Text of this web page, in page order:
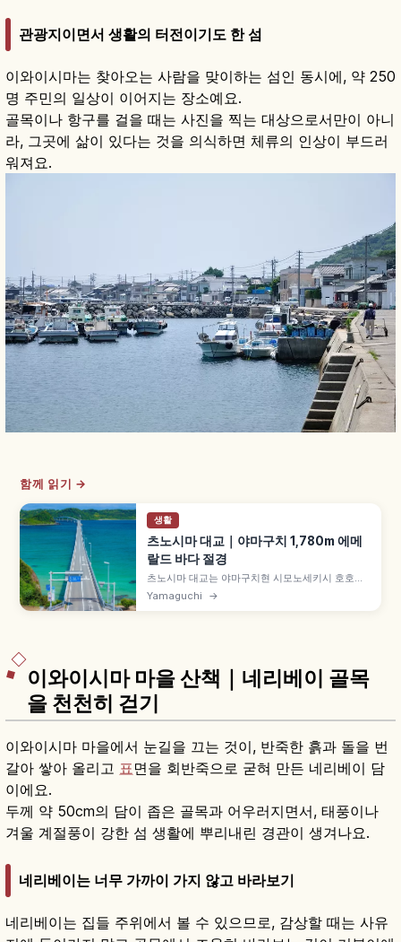
관광지이면서 생활의 터전이기도 한 섬
이와이시마는 찾아오는 사람을 맞이하는 섬인 동시에, 약 250
명 주민의 일상이 이어지는 장소예요.
골목이나 항구를 걸을 때는 사진을 찍는 대상으로서만이 아니
라, 그곳에 삶이 있다는 것을 의식하면 체류의 인상이 부드러
워져요.
함께 읽기 →
생활
츠노시마 대교｜야마구치 1,780m 에메
랄드 바다 절경
츠노시마 대교는 야마구치현 시모노세키시 호호쿠
초와 츠노시마를 잇는 총연장 1,780m의 다리로,
2000년 11월 개통한 통행료 무료 다리입니다. 에메
Yamaguchi →
이와이시마 마을 산책｜네리베이 골목
을 천천히 걷기
이와이시마 마을에서 눈길을 끄는 것이, 반죽한 흙과 돌을 번
갈아 쌓아 올리고 표면을 회반죽으로 굳혀 만든 네리베이 담
이에요.
두께 약 50cm의 담이 좁은 골목과 어우러지면서, 태풍이나
겨울 계절풍이 강한 섬 생활에 뿌리내린 경관이 생겨나요.
네리베이는 너무 가까이 가지 않고 바라보기
네리베이는 집들 주위에서 볼 수 있으므로, 감상할 때는 사유